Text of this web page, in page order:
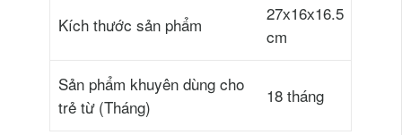
Kích thước sản phẩm
27х16х16.5
cm
Sản phẩm khuyên dùng cho
trẻ từ (Tháng)
18 tháng